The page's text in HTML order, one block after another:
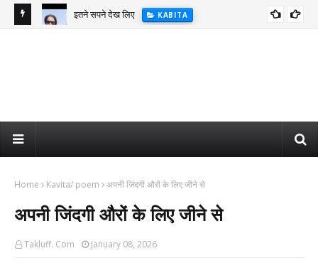
इतने सपने देख लिए KABITA
Home Kavita/ poem अपनी जिंदगी औरों के लिए जीने से
अपनी जिंदगी औरों के लिए जीने से
Takluff. Com January 08, 2026